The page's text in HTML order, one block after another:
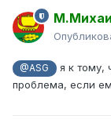
@ASG
я к тому,
проблема, если